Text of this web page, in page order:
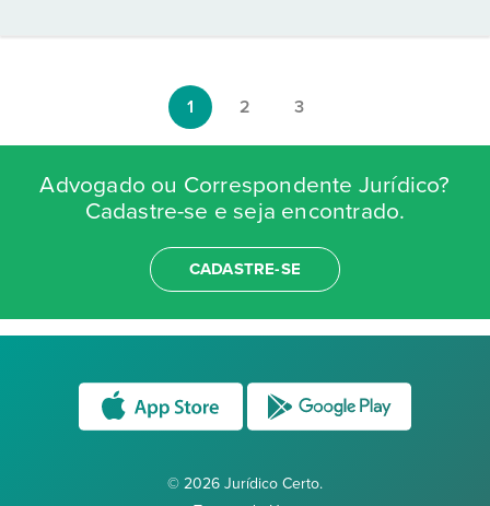
1 2 3
Advogado ou Correspondente Jurídico?
Cadastre-se e seja encontrado.
CADASTRE-SE
© 2026 Jurídico Certo.